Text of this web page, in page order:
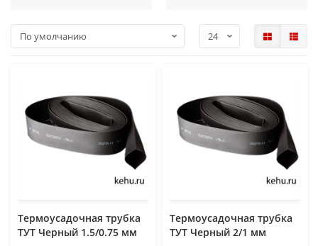
Термоусадочная трубка
ТУТ Черный 1.5/0.75 мм
Термоусадочная трубка
ТУТ Черный 2/1 мм